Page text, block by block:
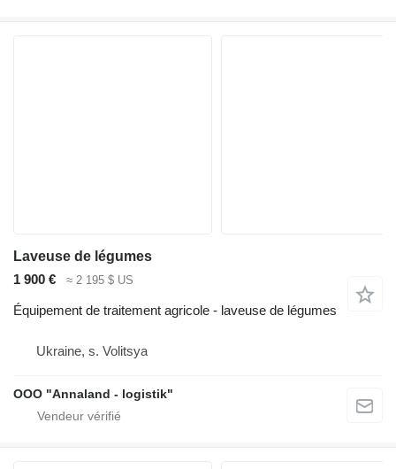
Laveuse de légumes
1 900 €
≈ 2 195 $ US
Équipement de traitement agricole - laveuse de légumes
Ukraine, s. Volitsya
OOO "Annaland - logistik"